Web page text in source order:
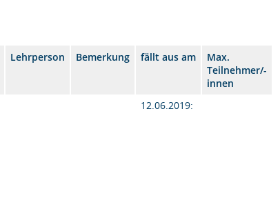
Lehrperson Bemerkung fällt aus am
Max.
Teilnehmer/-
innen
12.06.2019: